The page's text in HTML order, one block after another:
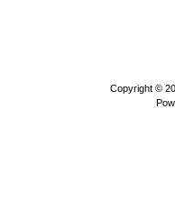
Copyright ©